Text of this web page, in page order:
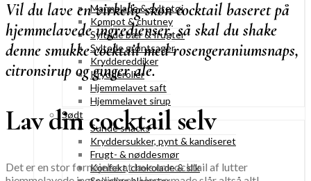
Marmelade & syltetøj
Kompot & chutney
Syltede bær & frugter
Syltede grøntsager
Kryddereddiker
Krydderolier
Hjemmelavet saft
Hjemmelavet sirup
Sødt
Sunde snacks
Kryddersukker, pynt & kandiseret
Frugt- & nøddesmør
Konfekt, chokolade & slik
Vil du lave en virkelig skøn cocktail baseret på
hjemmelavede ingredienser, så skal du shake
denne smukke cocktail med rosengeraniumsnaps,
citronsirup og ginger ale.
Lav din cocktail selv
Det er en stor fornøjelse at lave en cocktail af lutter